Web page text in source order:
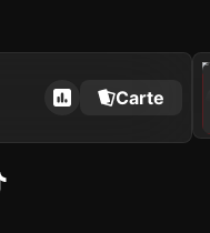
Carte
2021